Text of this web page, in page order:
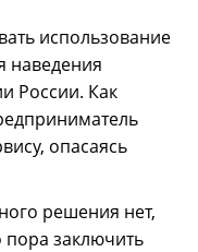
использование
наведения
России. Как
опасаясь
решения нет,
пора заключить